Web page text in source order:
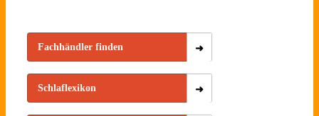
Fachhändler finden
Schlaflexikon